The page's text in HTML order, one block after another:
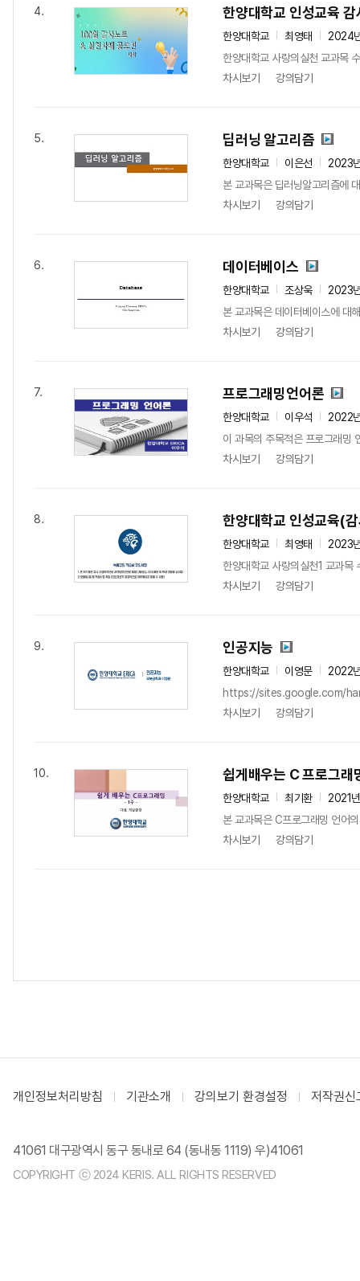
4. 한양대학교 인성교육 감
한양대학교 최영태
2024
한양대학교 사랑의실천 교과목
차시보기
강의담기
5. 딥러닝 알고리즘
한양대학교 이은선
2023
본 교과목은 딥러닝알고리즘에
차시보기
강의담기
6. 데이터베이스
한양대학교 조상욱
2023
본 교과목은 데이터베이스에 대
차시보기
강의담기
7. 프로그래밍언어론
한양대학교 이우석
2022
이 과목의 주목적은 프로그래밍
차시보기
강의담기
8. 한양대학교 인성교육(
한양대학교 최영태
2023
한양대학교 사랑의실천1 교과목
차시보기
강의담기
9. 인공지능
한양대학교 이영문
2022
https://sites.google.com/
차시보기
강의담기
10. 쉽게배우는 C 프로그래
한양대학교 최기환
2021
본 교과목은 C프로그래밍 언어
차시보기
강의담기
개인정보처리방침 기관소개 강의보기 환경설정 저작권신
41061 대구광역시 동구 동내로 64 (동내동 1119) 우)41061
COPYRIGHT ⓒ 2024 KERIS. ALL RIGHTS RESERVED